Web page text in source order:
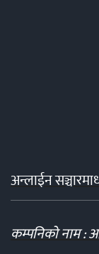
अन्लाईन
कम्पनिको नाम :